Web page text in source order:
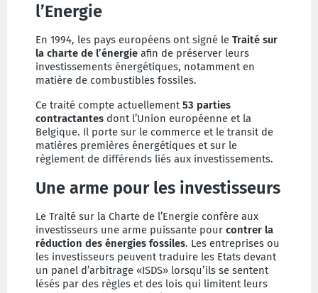
l’Energie
En 1994, les pays européens ont signé le Traité sur
la charte de l’énergie afin de préserver leurs
investissements énergétiques, notamment en
matière de combustibles fossiles.
Ce traité compte actuellement 53 parties
contractantes dont l’Union européenne et la
Belgique. Il porte sur le commerce et le transit de
matières premières énergétiques et sur le
règlement de différends liés aux investissements.
Une arme pour les investisseurs
Le Traité sur la Charte de l’Energie confère aux
investisseurs une arme puissante pour contrer la
réduction des énergies fossiles. Les entreprises ou
les investisseurs peuvent traduire les Etats devant
un panel d’arbitrage «ISDS» lorsqu’ils se sentent
lésés par des règles et des lois qui limitent leurs